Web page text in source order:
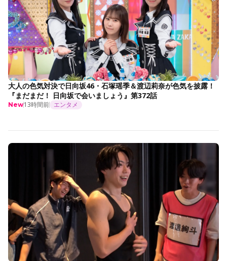
大人の色気対決で日向坂46・石塚瑶季＆渡辺莉奈が色気を披露！
『まだまだ！ 日向坂で会いましょう』第372話
New13時間前 エンタメ